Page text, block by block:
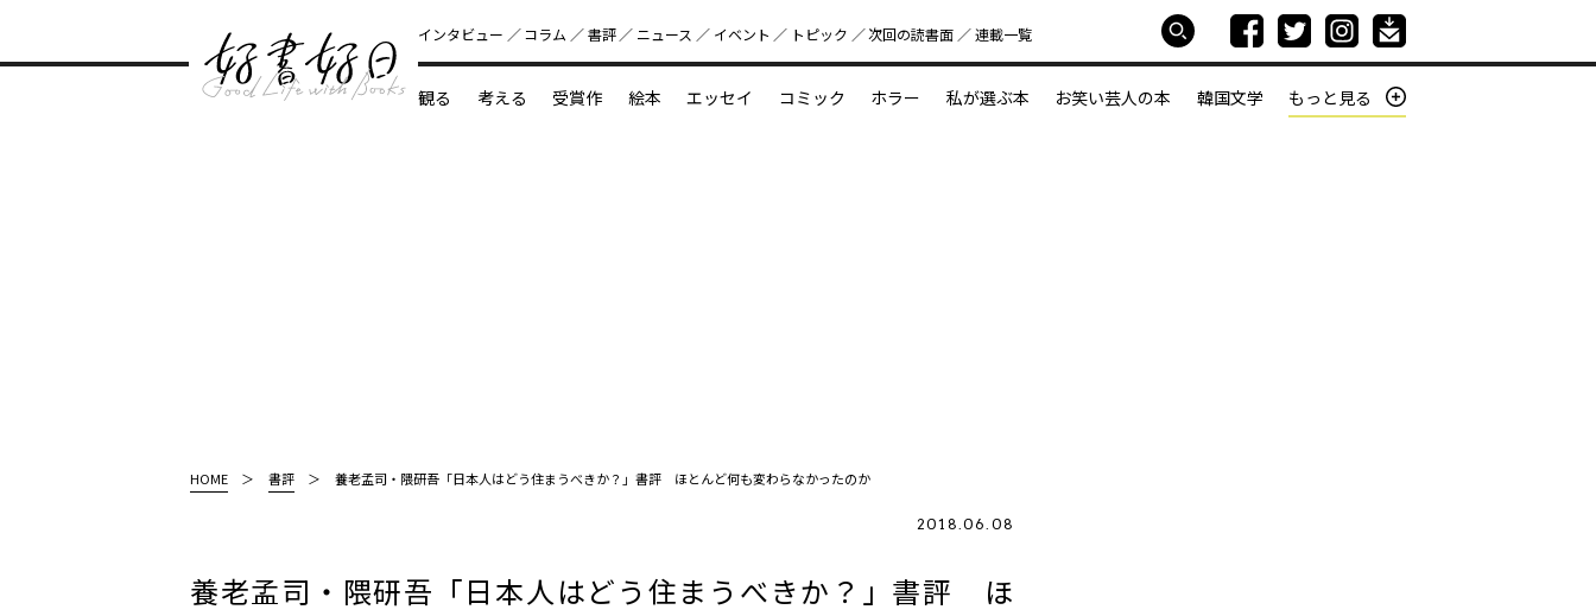
好書好日
インタビュー コラム 書評 ニュース イベント トピック 次回の読書⾯ 連載一覧
観る 考える 受賞作 絵本 エッセイ コミック ホラー 私が選ぶ本 お笑い芸人の本 韓国文学 もっと見る
HOME 書評 養老孟司・隈研吾「日本人はどう住まうべきか？」書評 ほとんど何も変わらなかったのか
2018.06.08
養老孟司・隈研吾「日本人はどう住まうべきか？」書評 ほ